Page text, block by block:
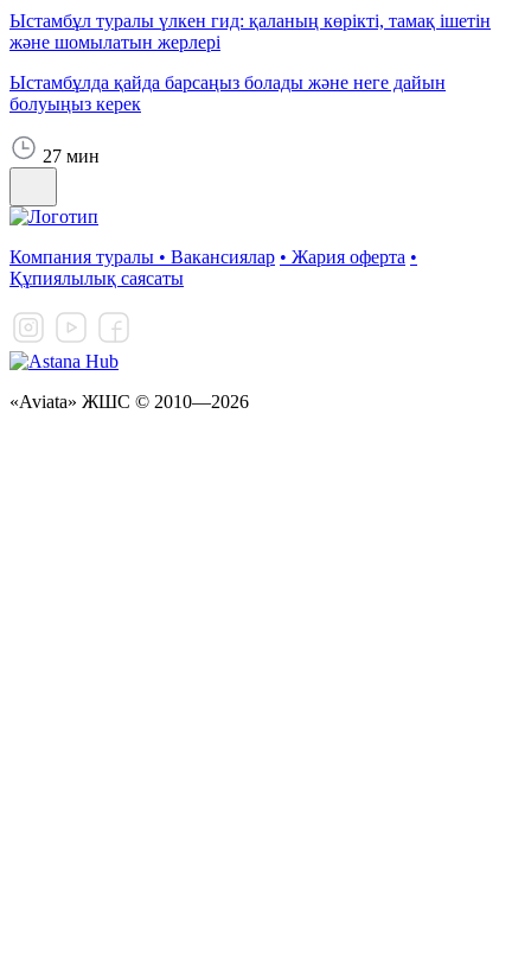
Ыстамбұл туралы үлкен гид: қаланың көрікті, тамақ ішетін
және шомылатын жерлері
Ыстамбұлда қайда барсаңыз болады және неге дайын
болуыңыз керек
27 мин
Компания туралы • Вакансиялар • Жария оферта •
Құпиялылық саясаты
«Aviata» ЖШС © 2010—2026